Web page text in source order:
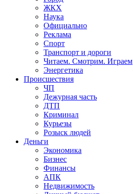
ЖКХ
Наука
Официально
Реклама
Спорт
Транспорт и дороги
Читаем. Смотрим. Играем
Энергетика
Происшествия
ЧП
Дежурная часть
ДТП
Криминал
Курьезы
Розыск людей
Деньги
Экономика
Бизнес
Финансы
АПК
Недвижимость